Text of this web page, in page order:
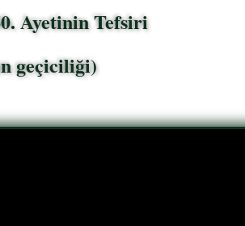
Ayetinin Tefsiri
geçiciliği)